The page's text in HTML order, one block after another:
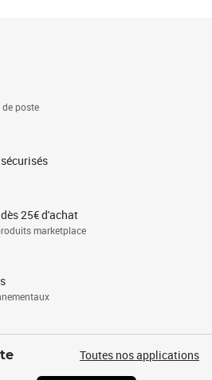
poste
25€ d'achat
marketplace
Toutes nos applications